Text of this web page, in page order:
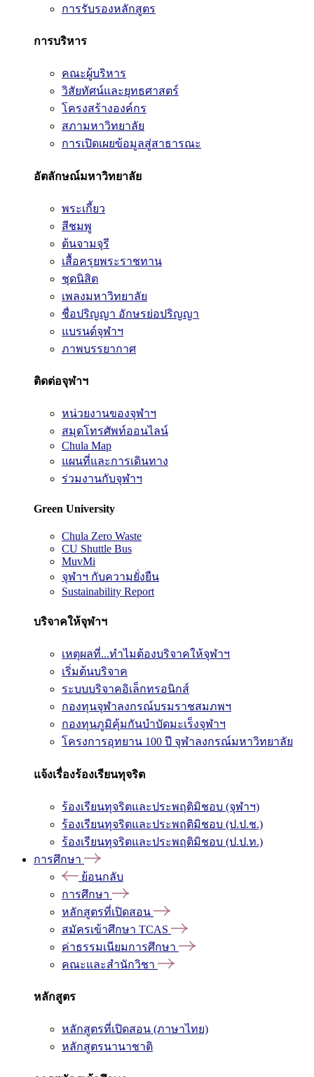
การรับรองหลักสูตร
การบริหาร
คณะผู้บริหาร
วิสัยทัศน์และยุทธศาสตร์
โครงสร้างองค์กร
สภามหาวิทยาลัย
การเปิดเผยข้อมูลสู่สาธารณะ
อัตลักษณ์มหาวิทยาลัย
พระเกี้ยว
สีชมพู
ต้นจามจุรี
เสื้อครุยพระราชทาน
ชุดนิสิต
เพลงมหาวิทยาลัย
ชื่อปริญญา อักษรย่อปริญญา
แบรนด์จุฬาฯ
ภาพบรรยากาศ
ติดต่อจุฬาฯ
หน่วยงานของจุฬาฯ
สมุดโทรศัพท์ออนไลน์
Chula Map
แผนที่และการเดินทาง
ร่วมงานกับจุฬาฯ
Green University
Chula Zero Waste
CU Shuttle Bus
MuvMi
จุฬาฯ กับความยั่งยืน
Sustainability Report
บริจาคให้จุฬาฯ
เหตุผลที่...ทำไมต้องบริจาคให้จุฬาฯ
เริ่มต้นบริจาค
ระบบบริจาคอิเล็กทรอนิกส์
กองทุนจุฬาลงกรณ์บรมราชสมภพฯ
กองทุนภูมิคุ้มกันบำบัดมะเร็งจุฬาฯ
โครงการอุทยาน 100 ปี จุฬาลงกรณ์มหาวิทยาลัย
แจ้งเรื่องร้องเรียนทุจริต
ร้องเรียนทุจริตและประพฤติมิชอบ (จุฬาฯ)
ร้องเรียนทุจริตและประพฤติมิชอบ (ป.ป.ช.)
ร้องเรียนทุจริตและประพฤติมิชอบ (ป.ป.ท.)
การศึกษา
ย้อนกลับ
การศึกษา
หลักสูตรที่เปิดสอน
สมัครเข้าศึกษา TCAS
ค่าธรรมเนียมการศึกษา
คณะและสำนักวิชา
หลักสูตร
หลักสูตรที่เปิดสอน (ภาษาไทย)
หลักสูตรนานาชาติ